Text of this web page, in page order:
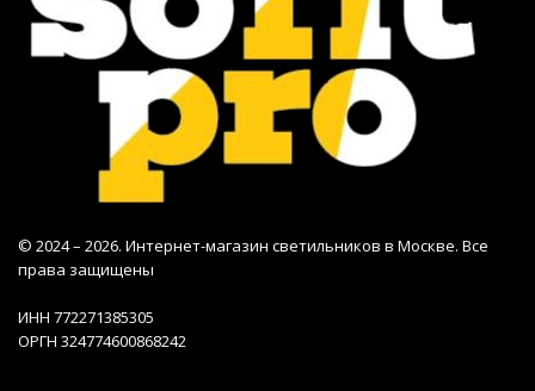
© 2024 – 2026. Интернет-магазин светильников в Москве. Все
права защищены
ИНН 772271385305
ОРГН 324774600868242